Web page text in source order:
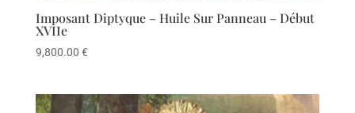
Imposant Diptyque – Huile Sur Panneau – Début
XVIIe
9,800.00 €